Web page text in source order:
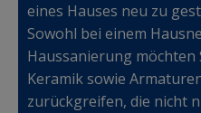
eines Hauses neu zu
Sowohl bei einem
Haussanierung möchten
Keramik sowie
zurückgreifen, die nicht